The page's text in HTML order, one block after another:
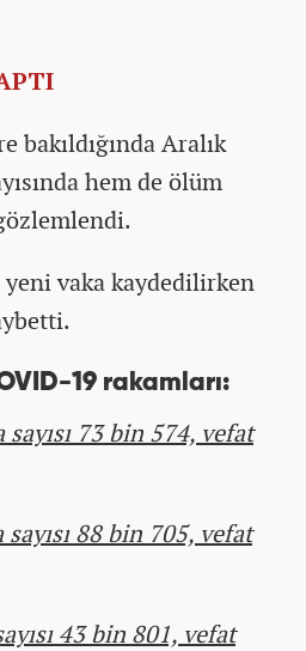
bakıldığında Aralık
hem de ölüm
vaka kaydedilirken
19 rakamları:
sayısı 73 bin 574, vefat
88 bin 705, vefat
43 bin 801, vefat